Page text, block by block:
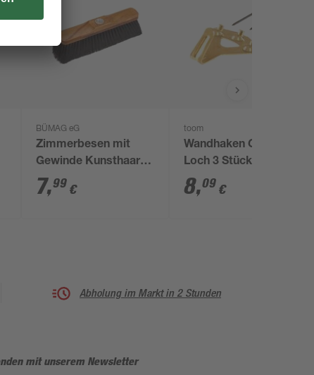
BÜMAG eG
Zimmerbesen mit
Gewinde Kunsthaar
schwarz
7,99 €
toom
Wandhaken Gr. 4, 3
Loch 3 Stück
8,09 €
Abholung im Markt in 2 Stunden
mit unserem Newsletter